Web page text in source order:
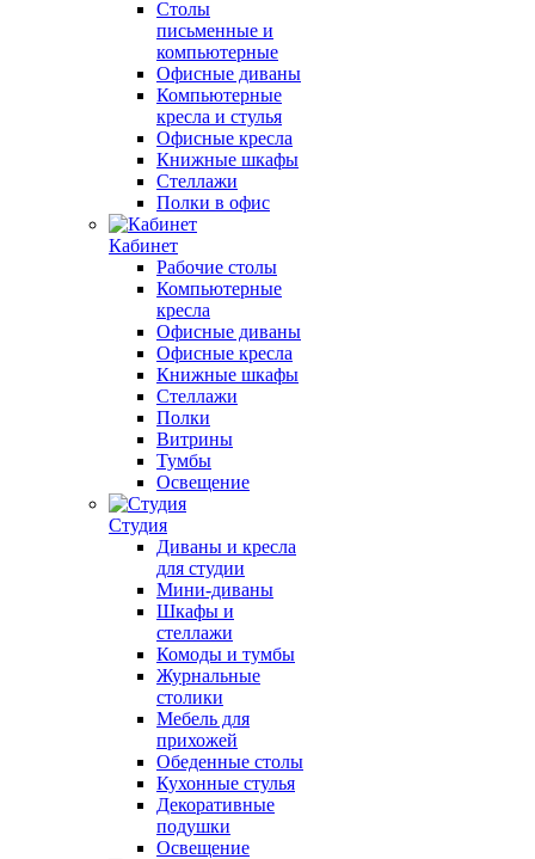
Столы
письменные и
компьютерные
Офисные диваны
Компьютерные
кресла и стулья
Офисные кресла
Книжные шкафы
Стеллажи
Полки в офис
Кабинет
Рабочие столы
Компьютерные
кресла
Офисные диваны
Офисные кресла
Книжные шкафы
Стеллажи
Полки
Витрины
Тумбы
Освещение
Студия
Диваны и кресла
для студии
Мини-диваны
Шкафы и
стеллажи
Комоды и тумбы
Журнальные
столики
Мебель для
прихожей
Обеденные столы
Кухонные стулья
Декоративные
подушки
Освещение